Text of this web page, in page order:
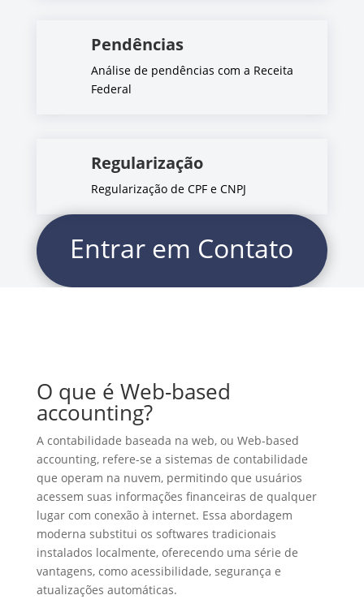
Pendências
Análise de pendências com a Receita
Federal
Regularização
Regularização de CPF e CNPJ
Entrar em Contato
O que é Web-based
accounting?
A contabilidade baseada na web, ou Web-based
accounting, refere-se a sistemas de contabilidade
que operam na nuvem, permitindo que usuários
acessem suas informações financeiras de qualquer
lugar com conexão à internet. Essa abordagem
moderna substitui os softwares tradicionais
instalados localmente, oferecendo uma série de
vantagens, como acessibilidade, segurança e
atualizações automáticas.